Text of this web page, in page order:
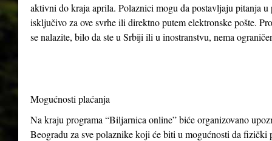
aktivni do kraja aprila. Polaznici mogu da postavljaju pitanja
isključivo za ove svrhe ili direktno putem elektronske pošte.
se nalazite, bilo da ste u Srbiji ili u inostranstvu, nema
Mogućnosti plaćanja
Na kraju programa “Biljarnica online” biće organizovano
Beogradu za sve polaznike koji će biti u mogućnosti da